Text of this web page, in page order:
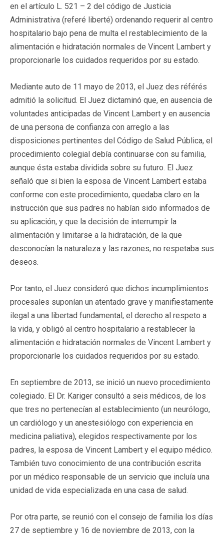
en el artículo L. 521 – 2 del código de Justicia
Administrativa (referé liberté) ordenando requerir al centro
hospitalario bajo pena de multa el restablecimiento de la
alimentación e hidratación normales de Vincent Lambert y
proporcionarle los cuidados requeridos por su estado.
Mediante auto de 11 mayo de 2013, el Juez des référés
admitió la solicitud. El Juez dictaminó que, en ausencia de
voluntades anticipadas de Vincent Lambert y en ausencia
de una persona de confianza con arreglo a las
disposiciones pertinentes del Código de Salud Pública, el
procedimiento colegial debía continuarse con su familia,
aunque ésta estaba dividida sobre su futuro. El Juez
señaló que si bien la esposa de Vincent Lambert estaba
conforme con este procedimiento, quedaba claro en la
instrucción que sus padres no habían sido informados de
su aplicación, y que la decisión de interrumpir la
alimentación y limitarse a la hidratación, de la que
desconocían la naturaleza y las razones, no respetaba sus
deseos.
Por tanto, el Juez consideró que dichos incumplimientos
procesales suponían un atentado grave y manifiestamente
ilegal a una libertad fundamental, el derecho al respeto a
la vida, y obligó al centro hospitalario a restablecer la
alimentación e hidratación normales de Vincent Lambert y
proporcionarle los cuidados requeridos por su estado.
En septiembre de 2013, se inició un nuevo procedimiento
colegiado. El Dr. Kariger consultó a seis médicos, de los
que tres no pertenecían al establecimiento (un neurólogo,
un cardiólogo y un anestesiólogo con experiencia en
medicina paliativa), elegidos respectivamente por los
padres, la esposa de Vincent Lambert y el equipo médico.
También tuvo conocimiento de una contribución escrita
por un médico responsable de un servicio que incluía una
unidad de vida especializada en una casa de salud.
Por otra parte, se reunió con el consejo de familia los días
27 de septiembre y 16 de noviembre de 2013, con la